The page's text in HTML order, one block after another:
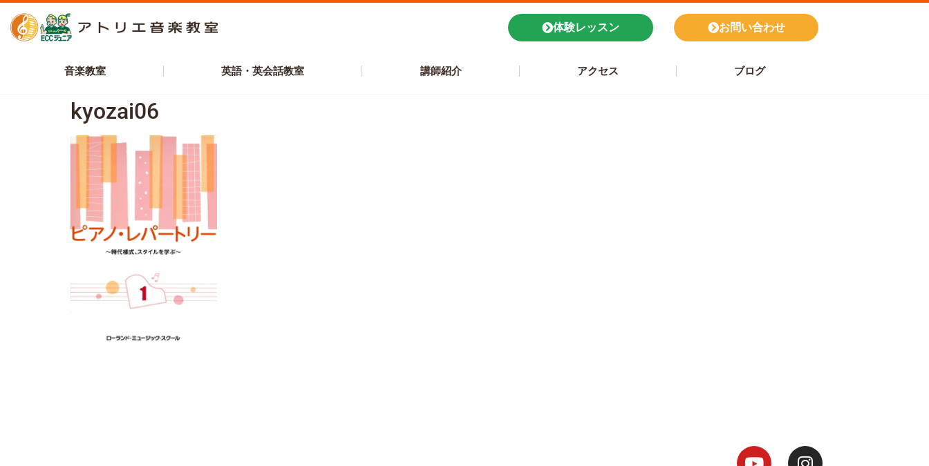
体験レッスン お問い合わせ
音楽教室 英語・英会話教室 講師紹介 アクセス ブログ
kyozai06